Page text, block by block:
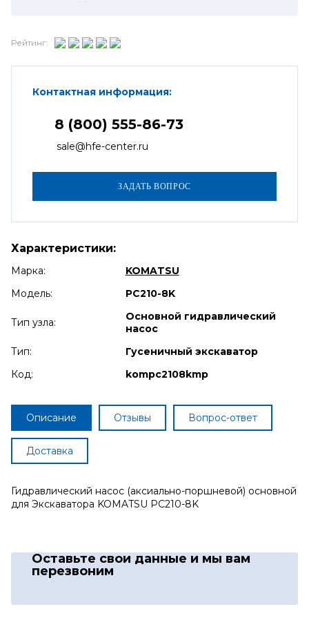
Рейтинг:
Контактная информация:
8 (800) 555-86-73
sale@hfe-center.ru
Характеристики:
Марка:
KOMATSU
Модель:
PC210-8K
Тип узла:
Основной гидравлический
насос
Тип:
Гусеничный экскаватор
Код:
kompc2108kmp
Описание Отзывы Вопрос-ответ
Доставка
Гидравлический насос (аксиально-поршневой) основной
для Экскаватора KOMATSU PC210-8K
Оставьте свои данные и мы вам
перезвоним